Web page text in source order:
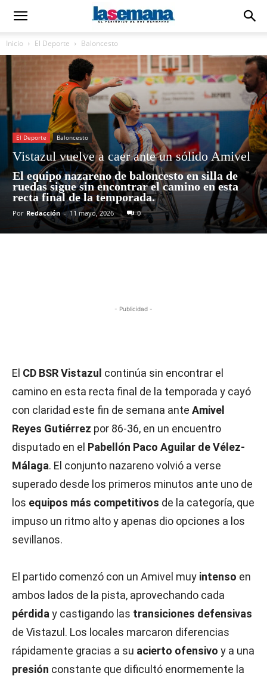
Inicio El Deporte Baloncesto
El Deporte Baloncesto
Vistazul vuelve a caer ante un sólido Amivel
El equipo nazareno de baloncesto en silla de
ruedas sigue sin encontrar el camino en esta
recta final de la temporada.
Por Redacción - 11 mayo, 2026 0
- Publicidad -
El CD BSR Vistazul continúa sin encontrar el
camino en esta recta final de la temporada y cayó
con claridad este fin de semana ante Amivel
Reyes Gutiérrez por 86-36, en un encuentro
disputado en el Pabellón Paco Aguilar de Vélez-
Málaga. El conjunto nazareno volvió a verse
superado desde los primeros minutos ante uno de
los equipos más competitivos de la categoría, que
impuso un ritmo alto y apenas dio opciones a los
sevillanos.
El partido comenzó con un Amivel muy intenso en
ambos lados de la pista, aprovechando cada
pérdida y castigando las transiciones defensivas
de Vistazul. Los locales marcaron diferencias
rápidamente gracias a su acierto ofensivo y a una
presión constante que dificultó enormemente la